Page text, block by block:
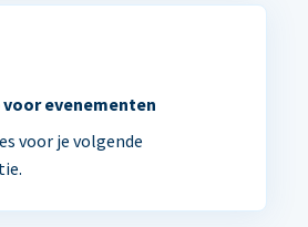
evenementen
voor je volgende